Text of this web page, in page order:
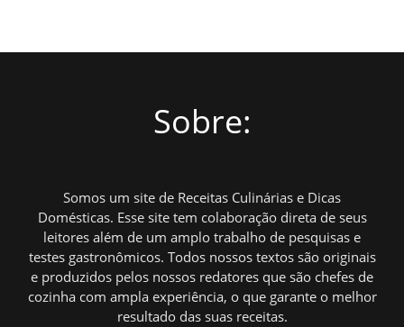
Sobre:
Somos um site de Receitas Culinárias e Dicas
Domésticas. Esse site tem colaboração direta de seus
leitores além de um amplo trabalho de pesquisas e
testes gastronômicos. Todos nossos textos são originais
e produzidos pelos nossos redatores que são chefes de
cozinha com ampla experiência, o que garante o melhor
resultado das suas receitas.